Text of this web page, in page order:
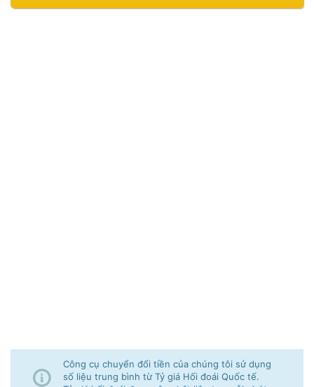
Công cụ chuyển đổi tiền của chúng tôi sử dụng
số liệu trung bình từ Tỷ giá Hối đoái Quốc tế.